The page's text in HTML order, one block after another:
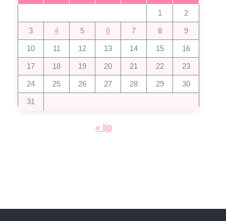
1 2
3 4 5 6 7 8 9
10 11 12 13 14 15 16
17 18 19 20 21 22 23
24 25 26 27 28 29 30
31
« lip